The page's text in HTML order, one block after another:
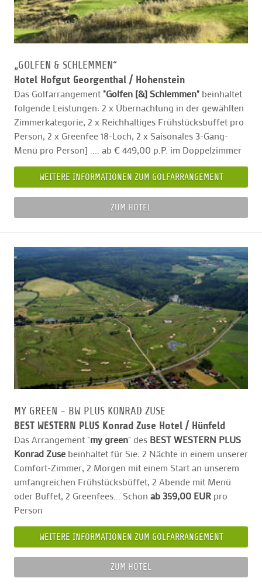
„GOLFEN & SCHLEMMEN“
Hotel Hofgut Georgenthal / Hohenstein
Das Golfarrangement "Golfen [&] Schlemmen" beinhaltet
folgende Leistungen: 2 x Übernachtung in der gewählten
Zimmerkategorie, 2 x Reichhaltiges Frühstücksbuffet pro
Person, 2 x Greenfee 18-Loch, 2 x Saisonales 3-Gang-
Menü pro Person] .... ab € 449,00 p.P. im Doppelzimmer
WEITERE INFORMATIONEN ZUM GOLFARRANGEMENT
ZUM HOTEL
MY GREEN - BW PLUS KONRAD ZUSE
BEST WESTERN PLUS Konrad Zuse Hotel / Hünfeld
Das Arrangement "my green" des BEST WESTERN PLUS
Konrad Zuse beinhaltet für Sie: 2 Nächte in einem unserer
Comfort-Zimmer, 2 Morgen mit einem Start an unserem
umfangreichen Frühstücksbüffet, 2 Abende mit Menü
oder Buffet, 2 Greenfees... Schon ab 359,00 EUR pro
Person
WEITERE INFORMATIONEN ZUM GOLFARRANGEMENT
ZUM HOTEL